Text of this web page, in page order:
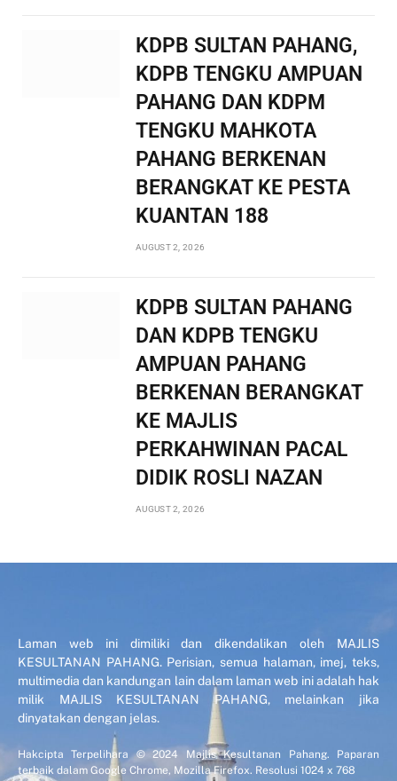
KDPB SULTAN PAHANG,
KDPB TENGKU AMPUAN
PAHANG DAN KDPM
TENGKU MAHKOTA
PAHANG BERKENAN
BERANGKAT KE PESTA
KUANTAN 188
AUGUST 2, 2026
KDPB SULTAN PAHANG
DAN KDPB TENGKU
AMPUAN PAHANG
BERKENAN BERANGKAT
KE MAJLIS
PERKAHWINAN PACAL
DIDIK ROSLI NAZAN
AUGUST 2, 2026
Laman web ini dimiliki dan dikendalikan oleh MAJLIS
KESULTANAN PAHANG. Perisian, semua halaman, imej, teks,
multimedia dan kandungan lain dalam laman web ini adalah hak
milik MAJLIS KESULTANAN PAHANG, melainkan jika
dinyatakan dengan jelas.
Hakcipta Terpelihara © 2024 Majlis Kesultanan Pahang. Paparan
terbaik dalam Google Chrome, Mozilla Firefox. Resolusi 1024 x 768